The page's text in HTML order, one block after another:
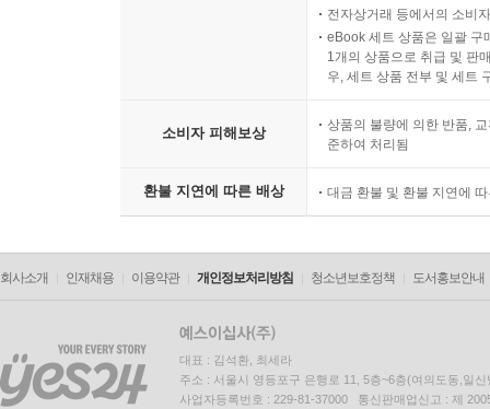
전자상거래 등에서의 소비
eBook 세트 상품은 일괄 구
1개의 상품으로 취급 및 판
우, 세트 상품 전부 및 세트
소비자 피해보상
상품의 불량에 의한 반품,
준하여 처리됨
환불 지연에 따른 배상 대금 환불 및 환불 지연에
회사소개 인재채용 이용약관 개인정보처리방침 청소년보호정책 도서홍보안내
대표 : 김석환, 최세라
주소 : 서울시 영등포구 은행로 11, 5층~6층(여의도동,일신
사업자등록번호 : 229-81-37000 통신판매업신고 : 제